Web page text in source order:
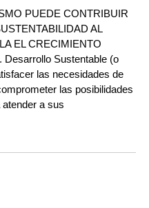
PUEDE CONTRIBUIR
AL
EL CRECIMIENTO
Sustentable (o
las necesidades de
las posibilidades
a sus